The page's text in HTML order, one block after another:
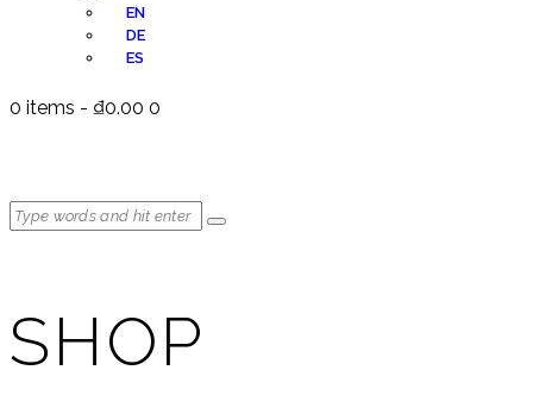
EN
DE
ES
0 items - ₫0.00 0
SHOP